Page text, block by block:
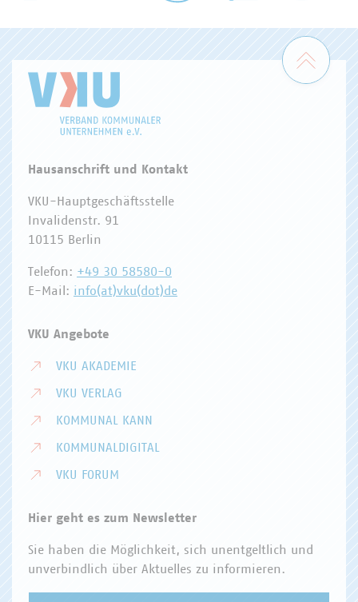
WASSER/ABWASSER
Zum
Hausanschrift und Kontakt
VKU-Hauptgeschäftsstelle
Invalidenstr. 91
10115 Berlin
Telefon: +49 30 58580-0
E-Mail: info(at)vku(dot)de
VKU Angebote
VKU AKADEMIE
VKU VERLAG
KOMMUNAL KANN
KOMMUNALDIGITAL
VKU FORUM
Hier geht es zum Newsletter
Sie haben die Möglichkeit, sich unentgeltlich und
unverbindlich über Aktuelles zu informieren.